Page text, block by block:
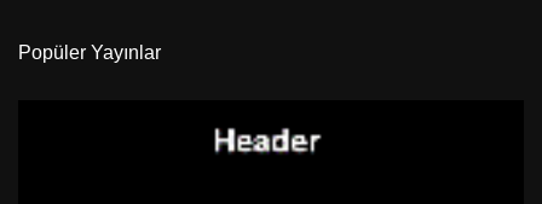
Popüler Yayınlar